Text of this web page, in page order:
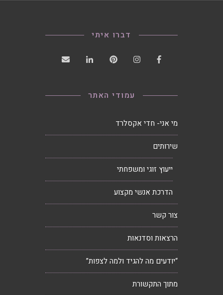
דברו איתי
עמודי האתר
מי אני- חדי אקסלרד
שירותים
ייעוץ זוגי ומשפחתי
הדרכת אנשי מקצוע
צור קשר
הרצאות וסדנאות
“יודעים מה להגיד ולמה לצפות”
מתוך התקשורת